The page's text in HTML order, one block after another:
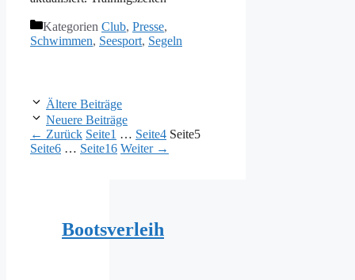
Kategorien Club, Presse,
Schwimmen, Seesport, Segeln
Ältere Beiträge
Neuere Beiträge
← Zurück Seite1 … Seite4 Seite5
Seite6 … Seite16 Weiter →
Bootsverleih